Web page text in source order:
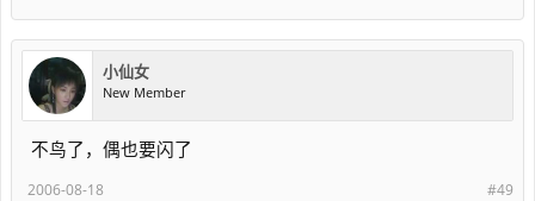
小仙女
New Member
不鸟了，偶也要闪了
#49
2006-08-18